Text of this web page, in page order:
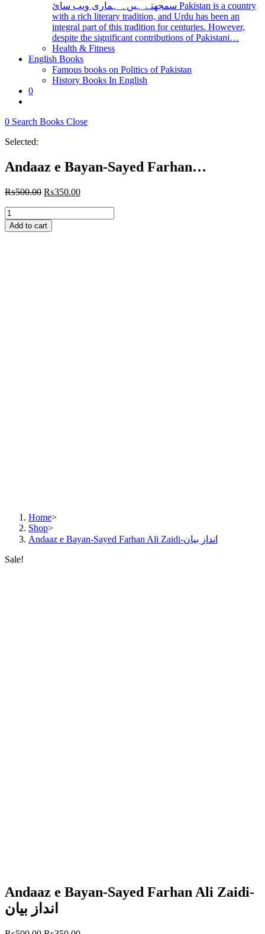
سمجھتے ہیں۔ ہماری ویب سائ Pakistan is a country
with a rich literary tradition, and Urdu has been an
integral part of this tradition for centuries. However,
despite the significant contributions of Pakistani…
Health & Fitness
English Books
Famous books on Politics of Pakistan
History Books In English
0
search
0 Search Books Close
Selected:
Andaaz e Bayan-Sayed Farhan…
₨500.00 Original
₨500.00.
₨350.00Current
Andaaz
e
Bayan-
Add to cart
Home>
Shop>
Andaaz e Bayan-Sayed Farhan Ali Zaidi-انداز بیان
Sale!
Andaaz e Bayan-Sayed Farhan Ali Zaidi-
انداز بیان